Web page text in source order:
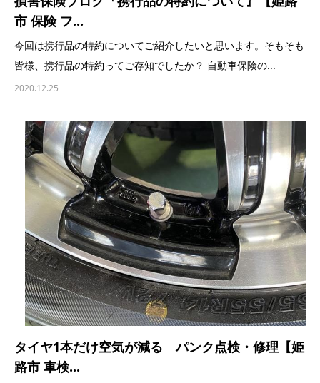
市 保険 フ...
今回は携行品の特約についてご紹介したいと思います。そもそも
皆様、携行品の特約ってご存知でしたか？ 自動車保険の...
2020.12.25
タイヤ1本だけ空気が減る パンク点検・修理【姫
路市 車検...